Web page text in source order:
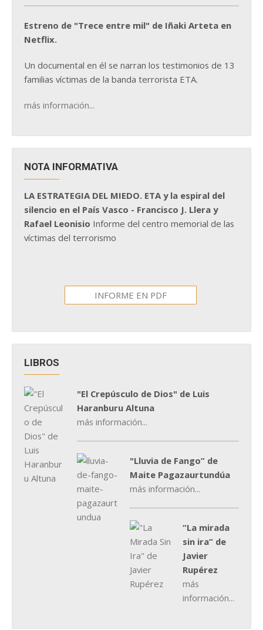
Estreno de "Trece entre mil" de Iñaki Arteta en
Netflix.
Un documental en él se narran los testimonios de 13
familias víctimas de la banda terrorista ETA.
más información...
NOTA INFORMATIVA
LA ESTRATEGIA DEL MIEDO. ETA y la espiral del
silencio en el País Vasco - Francisco J. Llera y
Rafael Leonisio Informe del centro memorial de las
víctimas del terrorismo
INFORME EN PDF
LIBROS
"El Crepúsculo de Dios" de Luis
Haranburu Altuna
más información...
"Lluvia de Fango” de
Maite Pagazaurtundúa
más información...
“La mirada
sin ira” de
Javier
Rupérez
más
información...